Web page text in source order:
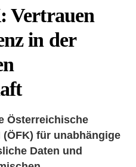
Vertrauen
in der
Österreichische
für unabhängige
Daten und